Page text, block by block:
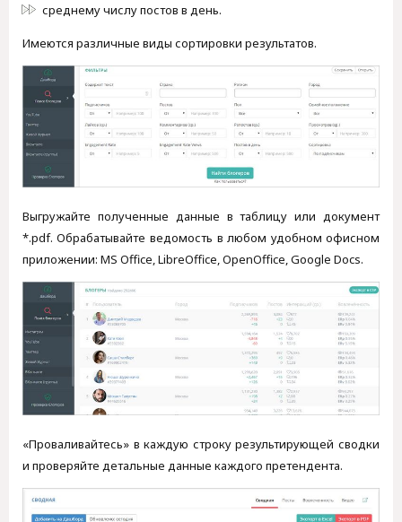
среднему числу постов в день.
Имеются различные виды сортировки результатов.
Выгружайте полученные данные в таблицу или документ
*.pdf. Обрабатывайте ведомость в любом удобном офисном
приложении: MS Office, LibreOffice, OpenOffice, Google Docs.
«Проваливайтесь» в каждую строку результирующей сводки
и проверяйте детальные данные каждого претендента.